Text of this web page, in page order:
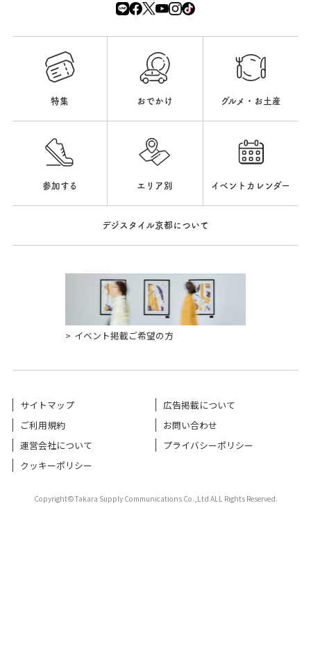
特集 おでかけ グルメ・お土産
参加する エリア別 イベントカレンダー
デジスタイル京都について
イベント掲載ご希望の方
サイトマップ
広告掲載について
ご利用規約
お問い合わせ
運営会社について
プライバシーポリシー
クッキーポリシー
Copyright©Takara Supply Communications Co.,Ltd ALL Rights Reserved.